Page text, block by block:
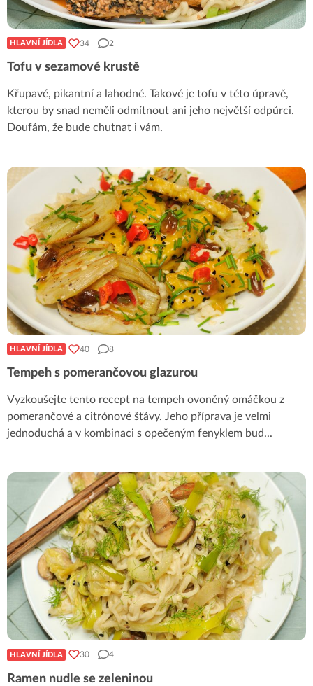
HLAVNÍ JÍDLA 34 2
Tofu v sezamové krustě
Křupavé, pikantní a lahodné. Takové je tofu v této úpravě,
kterou by snad neměli odmítnout ani jeho největší odpůrci.
Doufám, že bude chutnat i vám.
HLAVNÍ JÍDLA 40 8
Tempeh s pomerančovou glazurou
Vyzkoušejte tento recept na tempeh ovoněný omáčkou z
pomerančové a citrónové šťávy. Jeho příprava je velmi
jednoduchá a v kombinaci s opečeným fenyklem bud...
HLAVNÍ JÍDLA 30 4
Ramen nudle se zeleninou